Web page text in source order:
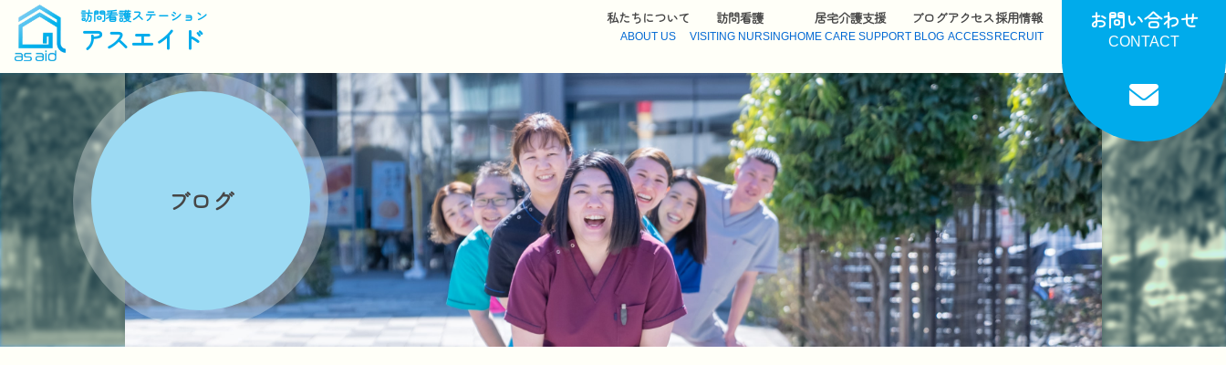
訪問看護ステーション
アスエイド
私たちについて
ABOUT US
訪問看護
VISITING NURSING
居宅介護支援
HOME CARE SUPPORT
ブログ
BLOG
アクセス
ACCESS
採用情報
RECRUIT
お問い合わせ
CONTACT
ブログ